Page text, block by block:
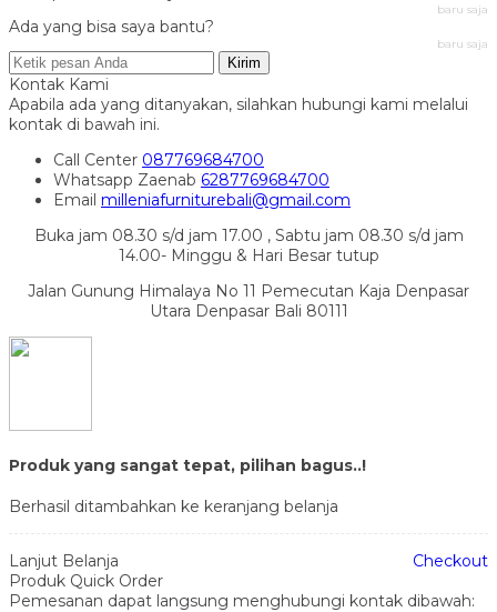
baru saja
Ada yang bisa saya bantu?
baru saja
Kirim
Kontak Kami
Apabila ada yang ditanyakan, silahkan hubungi kami melalui
kontak di bawah ini.
Call Center 087769684700
Whatsapp Zaenab 6287769684700
Email milleniafurniturebali@gmail.com
Buka jam 08.30 s/d jam 17.00 , Sabtu jam 08.30 s/d jam
14.00- Minggu & Hari Besar tutup
Jalan Gunung Himalaya No 11 Pemecutan Kaja Denpasar
Utara Denpasar Bali 80111
Produk yang sangat tepat, pilihan bagus..!
Berhasil ditambahkan ke keranjang belanja
Lanjut Belanja
Checkout
Produk Quick Order
Pemesanan dapat langsung menghubungi kontak dibawah: